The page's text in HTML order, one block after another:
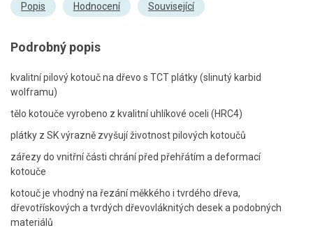
Popis Hodnocení Související
Podrobný popis
kvalitní pilový kotouč na dřevo s TCT plátky (slinutý karbid
wolframu)
tělo kotouče vyrobeno z kvalitní uhlíkové oceli (HRC4)
plátky z SK výrazně zvyšují životnost pilových kotoučů
zářezy do vnitřní části chrání před přehřátím a deformací
kotouče
kotouč je vhodný na řezání měkkého i tvrdého dřeva,
dřevotřískových a tvrdých dřevovláknitých desek a podobných
materiálů